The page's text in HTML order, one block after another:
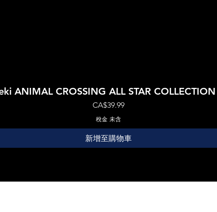
快速瀏覽
ANIMAL CROSSING ALL STAR
價格
CA$39.99
稅金 未含
新增至購物車